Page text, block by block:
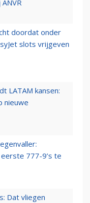
doordat onder
slots vrijgeven
LATAM kansen:
nieuwe
777-9’s te
Dat vliegen